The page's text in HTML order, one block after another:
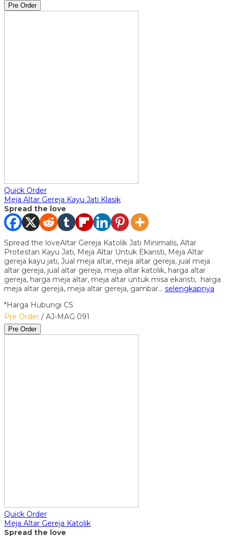
Pre Order
Quick Order
Meja Altar Gereja Kayu Jati Klasik
Spread the love
Spread the loveAltar Gereja Katolik Jati Minimalis, Altar
Protestan Kayu Jati, Meja Altar Untuk Ekaristi, Meja Altar
gereja kayu jati, Jual meja altar, meja altar gereja, jual meja
altar gereja, jual altar gereja, meja altar katolik, harga altar
gereja, harga meja altar, meja altar untuk misa ekaristi, harga
meja altar gereja, meja altar gereja, gambar… selengkapnya
*Harga Hubungi CS
Pre Order / AJ-MAG 091
Pre Order
Quick Order
Meja Altar Gereja Katolik
Spread the love